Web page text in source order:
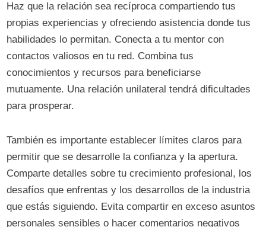
Haz que la relación sea recíproca compartiendo tus
propias experiencias y ofreciendo asistencia donde tus
habilidades lo permitan. Conecta a tu mentor con
contactos valiosos en tu red. Combina tus
conocimientos y recursos para beneficiarse
mutuamente. Una relación unilateral tendrá dificultades
para prosperar.
También es importante establecer límites claros para
permitir que se desarrolle la confianza y la apertura.
Comparte detalles sobre tu crecimiento profesional, los
desafíos que enfrentas y los desarrollos de la industria
que estás siguiendo. Evita compartir en exceso asuntos
personales sensibles o hacer comentarios negativos